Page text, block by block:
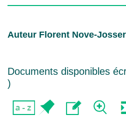
Auteur Florent Nove-
Documents disponibles
)